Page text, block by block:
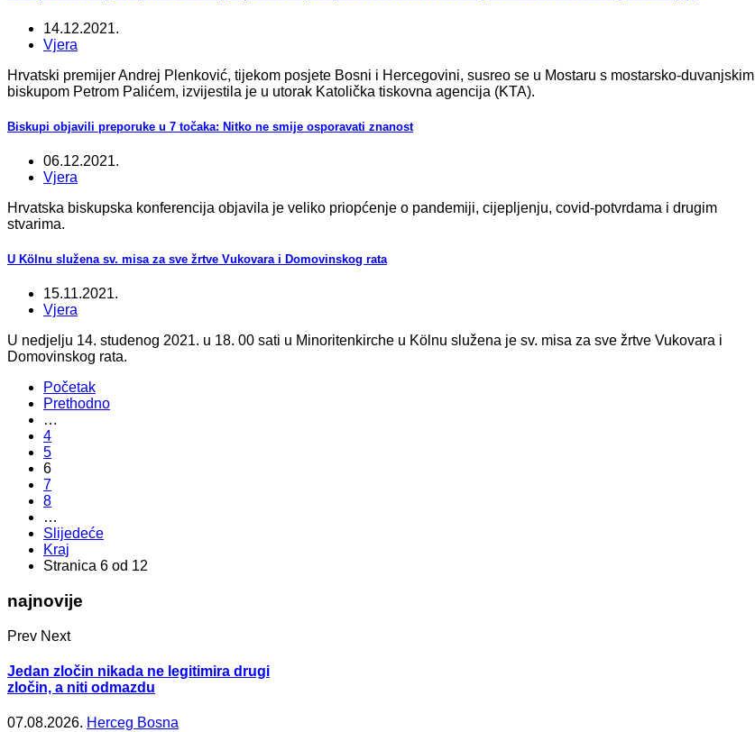
14.12.2021.
Vjera
Hrvatski premijer Andrej Plenković, tijekom posjete Bosni i Hercegovini, susreo se u Mostaru s mostarsko-duvanjskim
biskupom Petrom Palićem, izvijestila je u utorak Katolička tiskovna agencija (KTA).
Biskupi objavili preporuke u 7 točaka: Nitko ne smije osporavati znanost
06.12.2021.
Vjera
Hrvatska biskupska konferencija objavila je veliko priopćenje o pandemiji, cijepljenju, covid-potvrdama i drugim
stvarima.
U Kölnu služena sv. misa za sve žrtve Vukovara i Domovinskog rata
15.11.2021.
Vjera
U nedjelju 14. studenog 2021. u 18. 00 sati u Minoritenkirche u Kölnu služena je sv. misa za sve žrtve Vukovara i
Domovinskog rata.
Početak
Prethodno
…
4
5
6
7
8
…
Slijedeće
Kraj
Stranica 6 od 12
najnovije
Prev Next
Jedan zločin nikada ne legitimira drugi
zločin, a niti odmazdu
07.08.2026. Herceg Bosna